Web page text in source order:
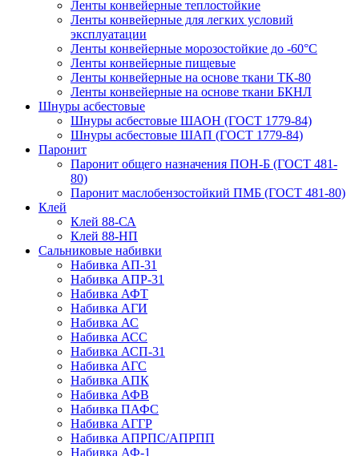
Ленты конвейерные теплостойкие
Ленты конвейерные для легких условий
эксплуатации
Ленты конвейерные морозостойкие до -60°С
Ленты конвейерные пищевые
Ленты конвейерные на основе ткани ТК-80
Ленты конвейерные на основе ткани БКНЛ
Шнуры асбестовые
Шнуры асбестовые ШАОН (ГОСТ 1779-84)
Шнуры асбестовые ШАП (ГОСТ 1779-84)
Паронит
Паронит общего назначения ПОН-Б (ГОСТ 481-
80)
Паронит маслобензостойкий ПМБ (ГОСТ 481-80)
Клей
Клей 88-СА
Клей 88-НП
Сальниковые набивки
Набивка АП-31
Набивка АПР-31
Набивка АФТ
Набивка АГИ
Набивка АС
Набивка АСС
Набивка АСП-31
Набивка АГС
Набивка АПК
Набивка АФВ
Набивка ПАФС
Набивка АГГР
Набивка АПРПС/АПРПП
Набивка АФ-1